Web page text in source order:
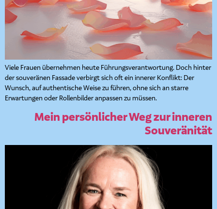
Viele Frauen übernehmen heute Führungsverantwortung. Doch hinter
der souveränen Fassade verbirgt sich oft ein innerer Konflikt: Der
Wunsch, auf authentische Weise zu führen, ohne sich an starre
Erwartungen oder Rollenbilder anpassen zu müssen.
Mein persönlicher Weg zur inneren
Souveränität